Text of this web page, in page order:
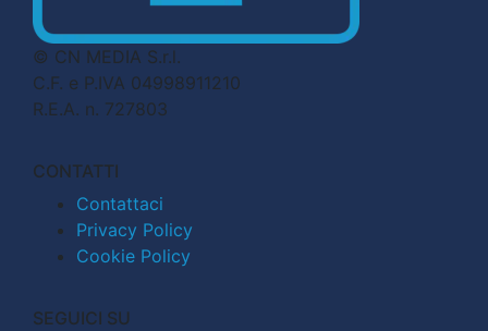
© CN MEDIA S.r.l.
C.F. e P.IVA 04998911210
R.E.A. n. 727803
CONTATTI
Contattaci
Privacy Policy
Cookie Policy
SEGUICI SU